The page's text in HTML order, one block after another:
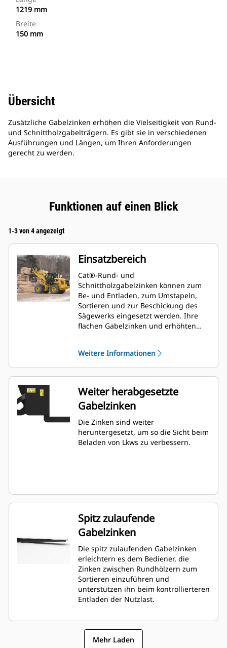
1219 mm
Breite
150 mm
Übersicht
Zusätzliche Gabelzinken erhöhen die Vielseitigkeit von Rund-
und Schnittholzgabelträgern. Es gibt sie in verschiedenen
Ausführungen und Längen, um Ihren Anforderungen
gerecht zu werden.
Funktionen auf einen Blick
1-3 von 4 angezeigt
Einsatzbereich
Cat®-Rund- und
Schnittholzgabelzinken können zum
Be- und Entladen, zum Umstapeln,
Sortieren und zur Beschickung des
Sägewerks eingesetzt werden. Ihre
flachen Gabelzinken und erhöhten
Baumstämme und gestapelter
Schnitthölzer konzipiert.
Weitere Informationen
Weiter herabgesetzte
Gabelzinken
Die Zinken sind weiter
heruntergesetzt, um so die Sicht beim
Beladen von Lkws zu verbessern.
Spitz zulaufende
Gabelzinken
Die spitz zulaufenden Gabelzinken
erleichtern es dem Bediener, die
Zinken zwischen Rundhölzern zum
Sortieren einzuführen und
unterstützen ihn beim kontrollierteren
Entladen der Nutzlast.
Mehr Laden